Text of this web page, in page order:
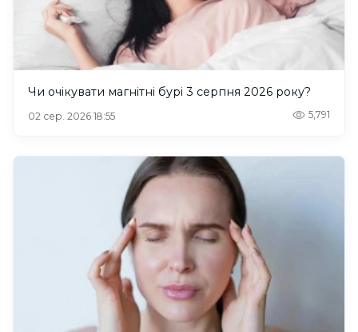
Чи очікувати магнітні бурі 3 серпня 2026 року?
02 сер. 2026 18:55 5,791